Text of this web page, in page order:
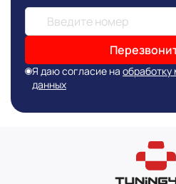
Я даю согласие на обработку
данных